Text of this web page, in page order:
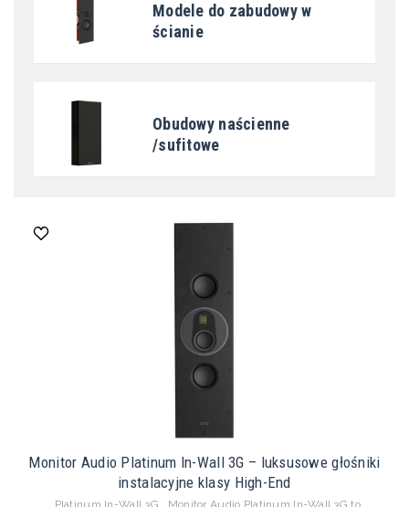
Modele do zabudowy w
ścianie
Obudowy naścienne
/sufitowe
Monitor Audio Platinum In-Wall 3G – luksusowe głośniki
instalacyjne klasy High-End